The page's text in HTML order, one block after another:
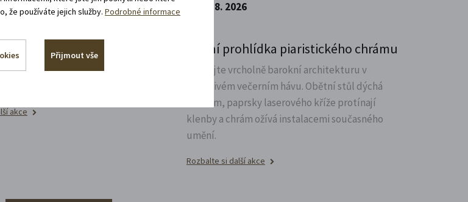
na vdávání
plné hereckých hvězd na
air scéně v Litomyšli.
akce
14. 8. 2026
Noční prohlídka piaristického chrámu
Poznejte vrcholně barokní architekturu v
působivém večerním hávu. Obětní stůl dýchá
světlem, paprsky laserového kříže protínají
klenby a chrám ožívá instalacemi současného
umění.
Rozbalte si další akce
že používáte jejich služby.Podrobné informace
Přijmout vše